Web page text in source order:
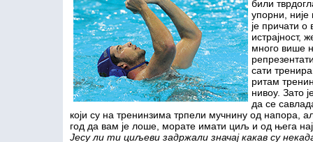
били
упорни,
је причати
истрајност,
много више
сати
ритам
нивоу. Зато
да се
који су на тренинзима трпели мучнину од напора,
год да вам је лоше, морате имати циљ и од њега
Јесу ли ти циљеви задржали значај какав су